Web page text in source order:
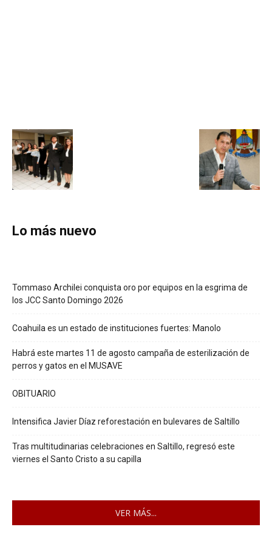
Lo más nuevo
Tommaso Archilei conquista oro por equipos en la esgrima de
los JCC Santo Domingo 2026
Coahuila es un estado de instituciones fuertes: Manolo
Habrá este martes 11 de agosto campaña de esterilización de
perros y gatos en el MUSAVE
OBITUARIO
Intensifica Javier Díaz reforestación en bulevares de Saltillo
Tras multitudinarias celebraciones en Saltillo, regresó este
viernes el Santo Cristo a su capilla
VER MÁS...